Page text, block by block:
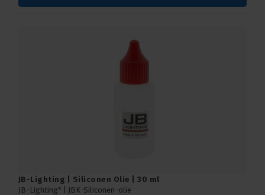
JB-Lighting | Siliconen Olie | 30 ml
JB-Lighting* |
JBK-Siliconen-olie